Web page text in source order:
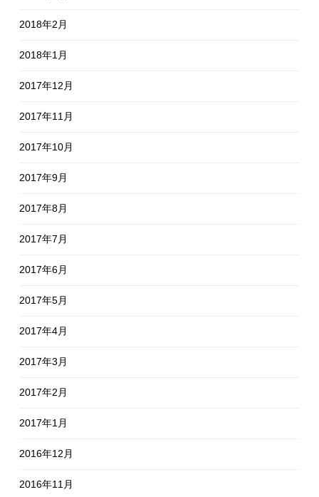
2018年2月
2018年1月
2017年12月
2017年11月
2017年10月
2017年9月
2017年8月
2017年7月
2017年6月
2017年5月
2017年4月
2017年3月
2017年2月
2017年1月
2016年12月
2016年11月